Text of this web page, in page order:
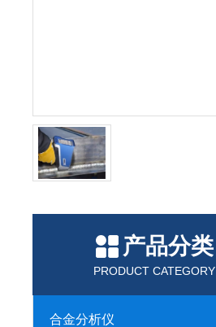
产品分类
PRODUCT CATEGORY
合金分析仪